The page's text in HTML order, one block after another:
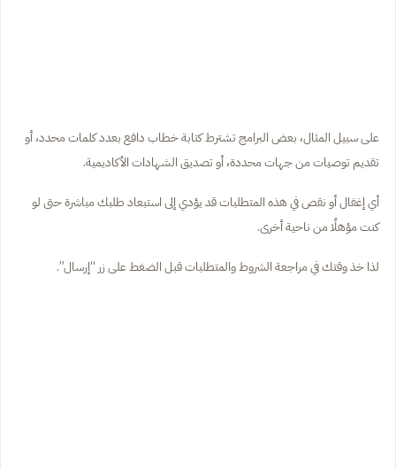
على سبيل المثال، بعض البرامج تشترط كتابة خطاب دافع بعدد كلمات محدد، أو
تقديم توصيات من جهات محددة، أو تصديق الشهادات الأكاديمية.
أي إغفال أو نقص في هذه المتطلبات قد يؤدي إلى استبعاد طلبك مباشرة حتى لو
كنت مؤهلًا من ناحية أخرى.
لذا خذ وقتك في مراجعة الشروط والمتطلبات قبل الضغط على زر “إرسال”.